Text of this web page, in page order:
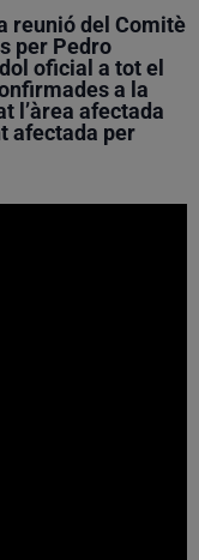
reunió del Comitè
per Pedro
oficial a tot el
a la
l’àrea afectada
afectada per